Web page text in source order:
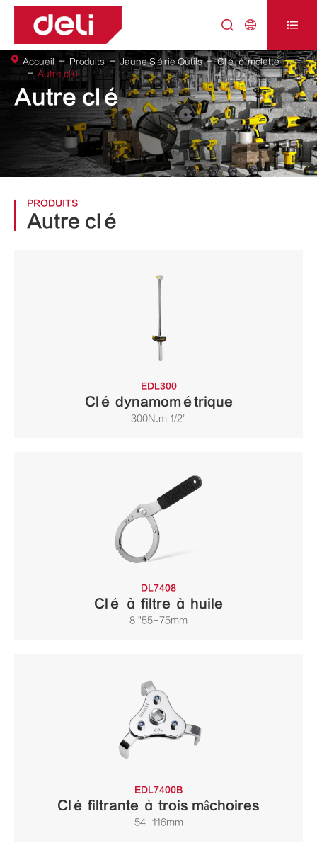
  
Autre clé
Accueil Produits Jaune Série Outils
Clé à molette
Autre clé
PRODUITS
Autre clé
EDL300
Clé dynamométrique
300N.m 1/2"
DL7408
Clé à filtre à huile
8 "55-75mm
EDL7400B
Clé filtrante à trois mâchoires
54-116mm